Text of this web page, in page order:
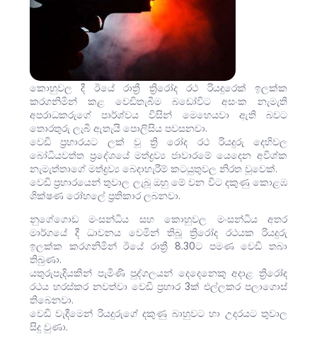
කොහුවල දී ඊයේ රාත්‍රී ත්‍රිරෝද රථ රියදුරෙක් ඉලක්ක
කරගනිමින් කළ වෙඩිතැබීම බඩෝවිට අසංක නැමැති
අපරාධකරුගේ පාර්ශ්වය විසින් මෙහෙයවා ඇති බවට
තොරතුරු ලැබී ඇතැයි පොලිසිය පවසනවා.
වෙඩි ප්‍රහාරයට ලක් වූ ත්‍රි රෝද රථ රියදුරු දෙහිවල
බෝධියවත්ත ප්‍රදේශයේ මත්ද්‍රව්‍ය ජාවාරමේ යෙදෙන අවිශ්ක
නැමැත්තාගේ මත්ද්‍රව්‍ය බෙදාහැරීම් කටයුතුවල නිරත වූවෙක්.
වෙඩි ප්‍රහාරයෙන් තුවාල ලැබූ ඔහු මේ වන විට දකුණු කොළඹ
ශික්ෂණ රෝහලේ ප්‍රතිකාර ලබනවා.
නුගේගොඩ මංසන්ධිය සහ කොහුවල මංසන්ධිය අතර
මාර්ගයේ දී ධාවනය වෙමින් තිබූ ත්‍රිරෝද රථයක රියදුරු
ඉලක්ක කරගනිමින් ඊයේ රාත්‍රී 8.30ට පමණ වෙඩි තබා
තිබුණා.
යතුරුපැදියකින් පැමිණි පුද්ගලයන් දෙදෙනෙකු අදාළ ත්‍රිරෝද
රථය හරස්කර නවත්වා වෙඩි ප්‍රහාර 3ක් එල්ලකර පලාගොස්
තිබෙනවා.
වෙඩි වැදීමෙන් රියදුරුගේ දකුණු බාහුවට හා උදරයට තුවාල
සිදු වුණා.